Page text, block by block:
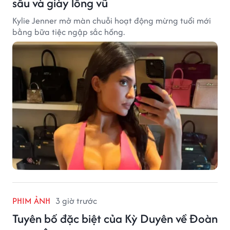
Kylie Jenner mở màn chuỗi hoạt động mừng tuổi mới
bằng bữa tiệc ngập sắc hồng.
PHIM ẢNH 3 giờ trước
Tuyên bố đặc biệt của Kỳ Duyên về Đoàn